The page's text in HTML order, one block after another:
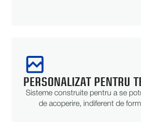
PERSONALIZAT PENTRU
Sisteme construite pentru a se
de acoperire, indiferent de